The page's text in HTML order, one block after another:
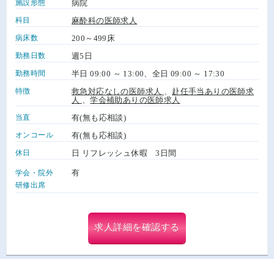
施設形態 病院
科目 麻酔科の医師求人
病床数 200～499床
勤務日数 週5日
勤務時間 半日 09:00 ～ 13:00、全日 09:00 ～ 17:30
特徴 救急対応なしの医師求人
赴任手当ありの医師求
人
、学会補助ありの医師求人
当直 有(無も応相談)
オンコール 有(無も応相談)
休日 日 リフレッシュ休暇 3日間
学会・院外
研修出席
有
求人詳細を確認する